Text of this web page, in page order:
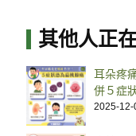
其他人正
耳朵疼
併５症
2025-12-